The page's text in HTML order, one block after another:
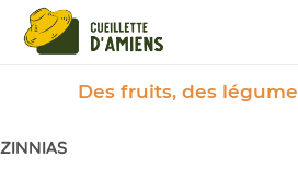
Des fruits, des
ZINNIAS
Panneau de gestion des cookies